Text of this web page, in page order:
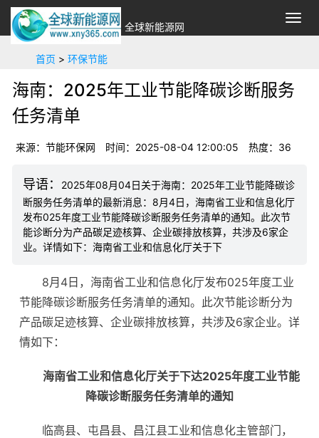
切
换
全球新能源网
首页 > 环保节能
海南：2025年工业节能降碳诊断服务
任务清单
来源：节能环保网 时间：2025-08-04 12:00:05 热度： 36
2025年08月04日关于海南：2025年工业节能降碳诊
断服务任务清单的最新消息：8月4日，海南省工业和信息化厅
发布025年度工业节能降碳诊断服务任务清单的通知。此次节
能诊断分为产品碳足迹核算、企业碳排放核算，共涉及6家企
业。详情如下：海南省工业和信息化厅关于下
8月4日，海南省工业和信息化厅发布025年度工业
节能降碳诊断服务任务清单的通知。此次节能诊断分为
产品碳足迹核算、企业碳排放核算，共涉及6家企业。详
情如下：
海南省工业和信息化厅关于下达2025年度工业节能
降碳诊断服务任务清单的通知
临高县、屯昌县、昌江县工业和信息化主管部门，